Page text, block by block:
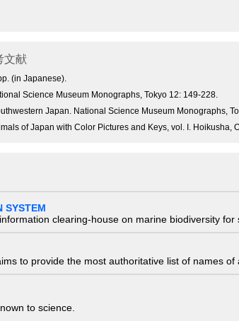
文献
(in Japanese).
Science Museum Monographs, Tokyo 12: 149-228.
Japan. National Science Museum Monographs,
of Japan with Color Pictures and Keys, vol. I. Hoikusha,
SYSTEM
clearing-house on marine biodiversity
to provide the most authoritative list of names of
to science.